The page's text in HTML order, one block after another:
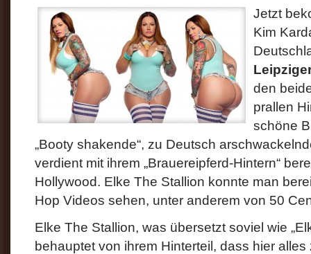
Jetzt
Kim
den
prallen
schöne
„Booty shakende“, zu Deutsch
verdient mit ihrem „Brauereipferd-Hintern“
Hollywood. Elke The Stallion konnte man
Hop Videos sehen, unter anderem von 50
Elke The Stallion, was übersetzt soviel wie
behauptet von ihrem Hinterteil, dass hier